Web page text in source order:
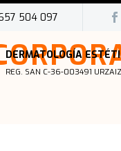
504 097
DERMATOLOGÍA
REG. SAN C-36-003491